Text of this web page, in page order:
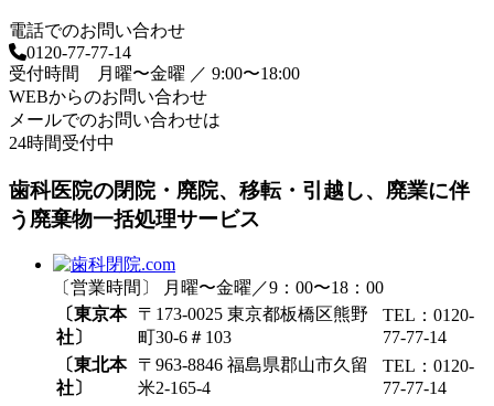
電話でのお問い合わせ
0120-77-77-14
受付時間 月曜〜金曜 ／ 9:00〜18:00
WEBからのお問い合わせ
メールでのお問い合わせは
24時間受付中
歯科医院の閉院・廃院、移転・引越し、廃業に伴
う廃棄物一括処理サービス
〔営業時間〕 月曜〜金曜／9：00〜18：00
〔東京本
社〕
〒173-0025 東京都板橋区熊野
町30-6＃103
TEL：0120-
77-77-14
〔東北本
社〕
〒963-8846 福島県郡山市久留
米2-165-4
TEL：0120-
77-77-14